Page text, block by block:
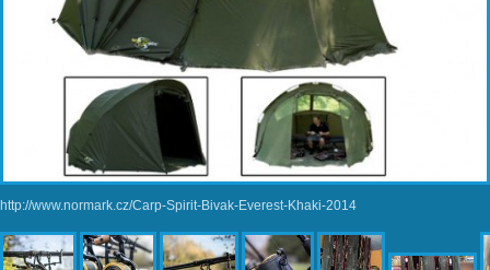
http://www.normark.cz/Carp-Spirit-Bivak-Everest-Khaki-2014